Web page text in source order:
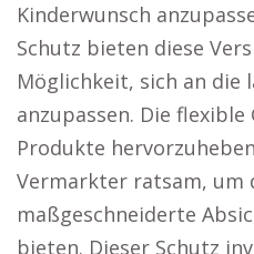
Kinderwunsch
Schutz bieten diese
Möglichkeit, sich an die
anzupassen. Die
Produkte
Vermarkter ratsam, um
maßgeschneiderte
bieten. Dieser Schutz